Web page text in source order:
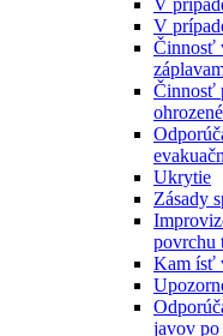
V
V
Činnosť
Činnosť
Ukrytie
Zásady
povrchu
Kam ísť
javov po